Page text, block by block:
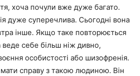
хоча почули вже дуже багато.
дуже суперечлива. Сьогодні вона
інше. Якщо таке повторюється
веде себе більш ніж дивно,
особистості або шизофренія.
справу з такою людиною. Він